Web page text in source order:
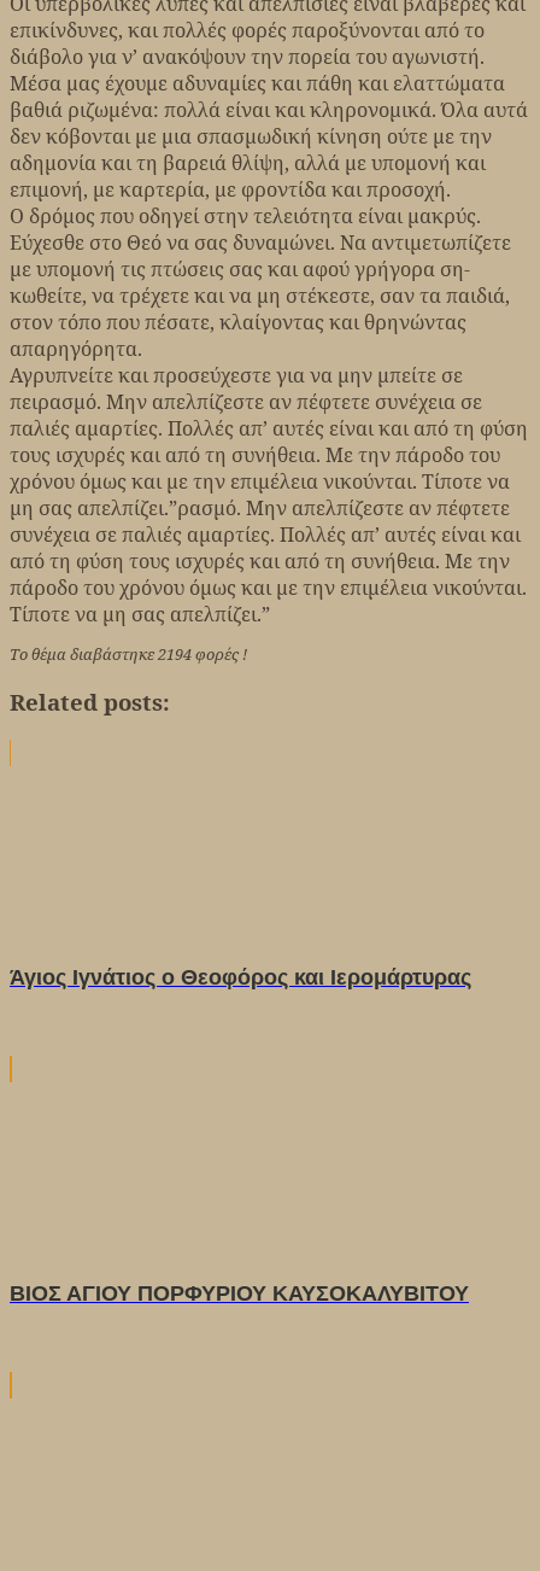
επικίνδυνες, και πολλές φορές παροξύνονται από το
διάβολο για ν’ ανακόψουν την πορεία του αγωνιστή.
Μέσα μας έχουμε αδυναμίες και πάθη και ελαττώματα
βαθιά ριζωμένα: πολλά είναι και κληρονομικά. Όλα αυτά
δεν κόβονται με μια σπασμωδική κίνηση ούτε με την
αδημονία και τη βαρειά θλίψη, αλλά με υπομονή και
επιμονή, με καρτερία, με φροντίδα και προσοχή.
Ο δρόμος που οδηγεί στην τελειότητα είναι μακρύς.
Εύχεσθε στο Θεό να σας δυναμώνει. Να αντιμετωπίζετε
με υπομονή τις πτώσεις σας και αφού γρήγορα ση-
κωθείτε, να τρέχετε και να μη στέκεστε, σαν τα παιδιά,
στον τόπο που πέσατε, κλαίγοντας και θρηνώντας
απαρηγόρητα.
Αγρυπνείτε και προσεύχεστε για να μην μπείτε σε
πειρασμό. Μην απελπίζεστε αν πέφτετε συνέχεια σε
παλιές αμαρτίες. Πολλές απ’ αυτές είναι και από τη φύση
τους ισχυρές και από τη συνήθεια. Με την πάροδο του
χρόνου όμως και με την επιμέλεια νικούνται. Τίποτε να
μη σας απελπίζει.”ρασμό. Μην απελπίζεστε αν πέφτετε
συνέχεια σε παλιές αμαρτίες. Πολλές απ’ αυτές είναι και
από τη φύση τους ισχυρές και από τη συνήθεια. Με την
πάροδο του χρόνου όμως και με την επιμέλεια νικούνται.
Τίποτε να μη σας απελπίζει.”
Το θέμα διαβάστηκε 2194 φορές !
Related posts:
Άγιος Ιγνάτιος ο Θεοφόρος και Ιερομάρτυρας
ΒΙΟΣ ΑΓΙΟΥ ΠΟΡΦΥΡΙΟΥ ΚΑΥΣΟΚΑΛΥΒΙΤΟΥ